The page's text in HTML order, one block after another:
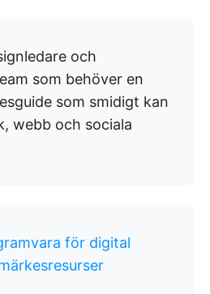
och
som behöver en
som smidigt kan
webb och sociala
för digital